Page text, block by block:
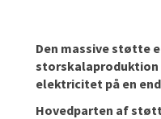
Den massive støtte
storskalaproduktion
elektricitet på en
Hovedparten af